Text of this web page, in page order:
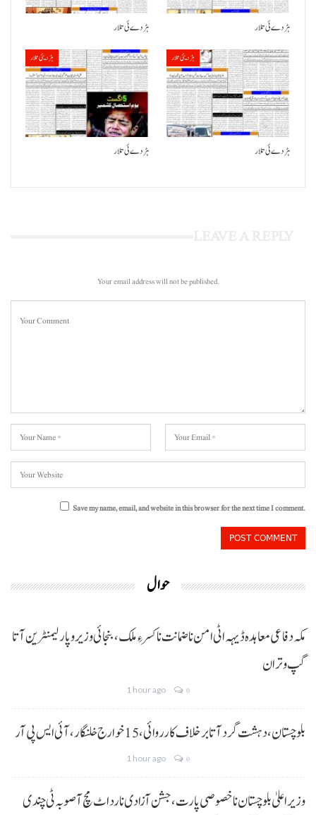
ہڑدے ئی تلار ہڑدے ئی تلار
ہڑدیئی تلار
ہڑدے ئی تلار
ہڑدیئی تلار
ہڑدے ئی تلار
Your email address will not be published.
Save my name, email, and website in this browser for the next time I comment.
حوال
مکہ دفاعی معاہدہ ڈیہہ اٹی امن نا ضمانت نا کسر ءِ ملک،بنجائی وزیر و پارلیمنٹرین آتا
گپ و تران
1 hour ago 0
بلوچستان، دہشت گرد آتا برخلاف کارروائی، 15خوارج خلنگار،آئی ایس پی آر
1 hour ago 0
وزیر اعلیٰ بلوچستان نا خصوصی پارت،جشن آزادی نا رد اٹ مچ آ صوبہ ٹی چندی